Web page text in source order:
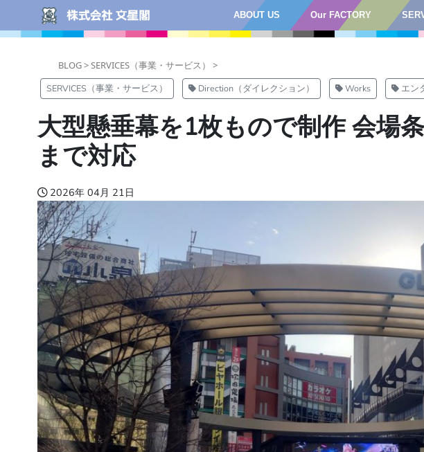
ABOUT US Our FACTORY
BLOG >SERVICES（事業・サービス） >
SERVICES（事業・サービス） Direction（ダイレクション） Works エン
大型懸垂幕を1枚もので制作 会場
まで対応
2026年 04月 21日